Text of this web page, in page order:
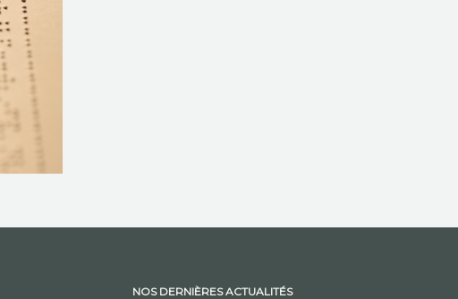
NOS DERNIÈRES ACTUALITÉS